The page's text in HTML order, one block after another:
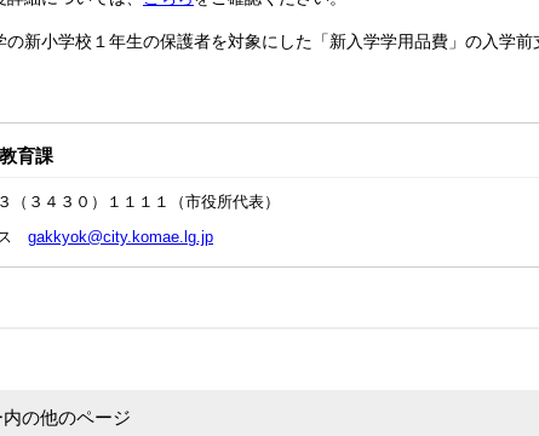
の新小学校１年生の保護者を対象にした「新入学学用品費」の入学前
育課
３４３０）１１１１（市役所代表）
gakkyok@city.komae.lg.jp
の他のページ